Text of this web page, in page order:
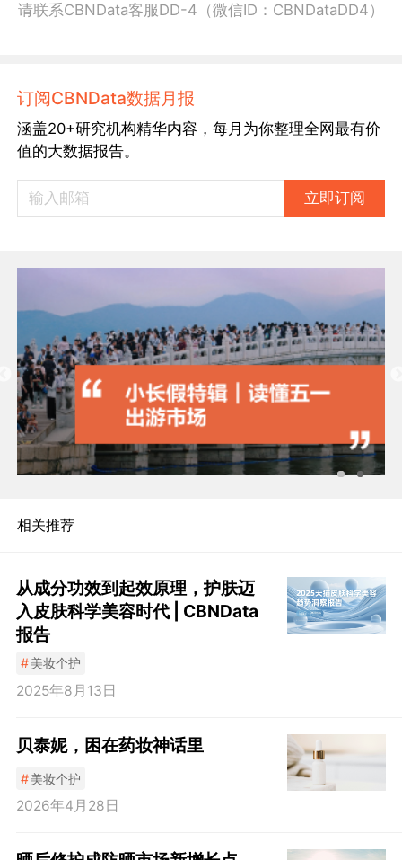
请联系CBNData客服DD-4（微信ID：CBNDataDD4）
订阅CBNData数据月报
涵盖20+研究机构精华内容，每月为你整理全网最有价
值的大数据报告。
立即订阅
相关推荐
从成分功效到起效原理，护肤迈
入皮肤科学美容时代 | CBNData
报告
#美妆个护
2025年8月13日
贝泰妮，困在药妆神话里
#美妆个护
2026年4月28日